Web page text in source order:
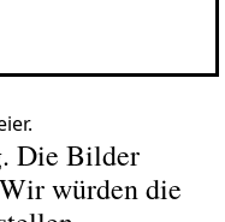
Die Bilder
würden die